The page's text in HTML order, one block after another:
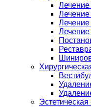
Лечение
Лечение
Лечение
Лечение